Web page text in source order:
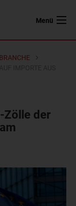
Menü
BRANCHE
Zölle der